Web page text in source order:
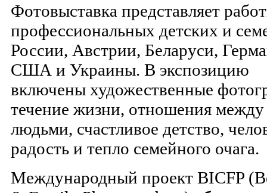
Фотовыставка представляет
профессиональных детских и
России, Австрии, Беларуси,
США и Украины. В экспозицию
включены художественные
течение жизни, отношения
людьми, счастливое детство,
радость и тепло семейного очага.
Международный проект BICFP